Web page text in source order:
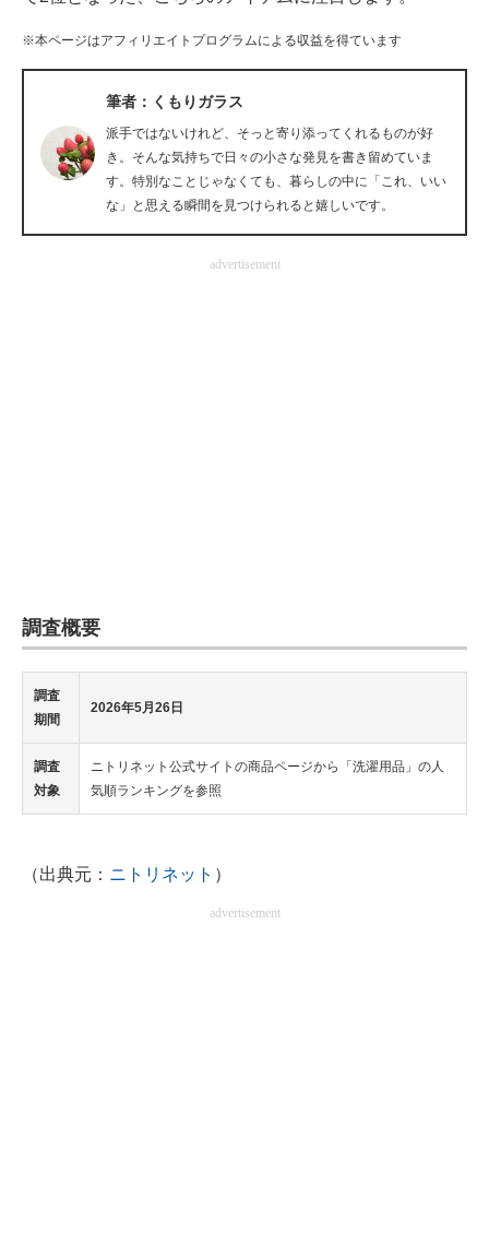
AI活用のいまが分かる
企業ITのトレンドを詳説
経営リーダーのコミュニティ
マーケ×ITの今がよく分かる
ITエンジニア向け専門サイト
※本ページはアフィリエイトプログラムによる収益を得ています
筆者：くもりガラス
派手ではないけれど、そっと寄り添ってくれるものが好
き。そんな気持ちで日々の小さな発見を書き留めていま
す。特別なことじゃなくても、暮らしの中に「これ、いい
な」と思える瞬間を見つけられると嬉しいです。
advertisement
調査概要
調査
期間
2026年5月26日
調査
対象
ニトリネット公式サイトの商品ページから「洗濯用品」の人
気順ランキングを参照
（出典元： ニトリネット ）
advertisement